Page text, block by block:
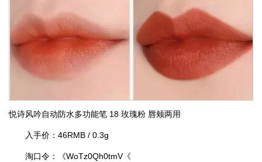
悦诗风吟自动防水多功能笔 18 玫瑰粉 唇颊两用
入手价：46RMB / 0.3g
淘口令：《WoTz0Qh0tmV《